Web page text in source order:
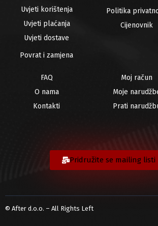
Uvjeti korištenja
Uvjeti plaćanja
Uvjeti dostave
Povrat i zamjena
Politika
Cijenovnik
FAQ
O nama
Kontakti
Moj račun
Moje
Prati
Pridružite se mailing listi
© After d.o.o. – All Rights Left